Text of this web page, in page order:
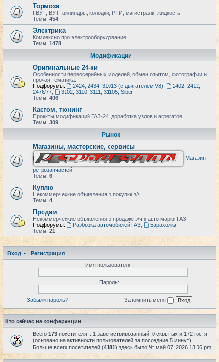
Тормоза
ГВУТ; ВУТ; цилиндры; колодки; РТИ; магистрали; жидкость
Темы: 454
Электрика
Комлексно про электрооборудование
Темы: 1478
Модификации
Оригинальные 24-ки
Особенности первосерийных моделей, обмен опытом, фотографии и
прочая тематика.
Подфорумы:
2424, 2434, 31013 (с двигателем V8)
2402, 2412,
2476/77
3102, 3110, 3111, 31105, Siber
Темы: 406
Кастом, тюнинг
Проекты модификаций ГАЗ-24, доработка узлов и агрегатов
Темы: 309
Рынок
Магазины, мастерские, сервисы
Магазин
ретрозапчастей
Темы: 6
Куплю
Некоммерческие объявления о покупке з/ч.
Темы: 4
Продам
Некоммерческие объявления о продаже з/ч к авто марки ГАЗ.
Подфорумы:
Разборка автомобилей ГАЗ
Барахолка
Темы: 21
Вход •
Регистрация
Имя пользователя:
Пароль:
Забыли пароль? Запомнить меня
Кто сейчас на конференции
Всего 173 посетителя :: 1 зарегистрированный, 0 скрытых и 172 гостя
(основано на активности пользователей за последние 5 минут)
Больше всего посетителей (4181) здесь было Чт май 07, 2026 13:06 pm